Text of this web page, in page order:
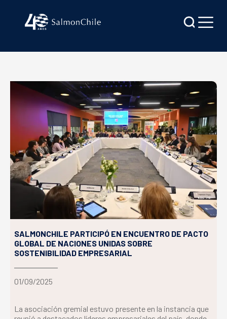
SALMONCHILE PARTICIPÓ EN ENCUENTRO DE PACTO
GLOBAL DE NACIONES UNIDAS SOBRE
SOSTENIBILIDAD EMPRESARIAL
01/09/2025
La asociación gremial estuvo presente en la instancia que